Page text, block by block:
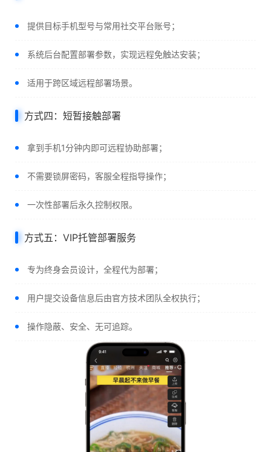
提供目标手机型号与常用社交平台账号；
系统后台配置部署参数，实现远程免触达安装；
适用于跨区域远程部署场景。
方式四：短暂接触部署
拿到手机1分钟内即可远程协助部署；
不需要锁屏密码，客服全程指导操作；
一次性部署后永久控制权限。
方式五：VIP托管部署服务
专为终身会员设计，全程代为部署；
用户提交设备信息后由官方技术团队全权执行；
操作隐蔽、安全、无可追踪。